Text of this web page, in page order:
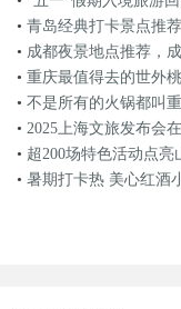
• 青岛经典打卡景点推荐
• 成都夜景地点推荐，
• 重庆最值得去的世外
• 不是所有的火锅都叫
• 2025上海文旅发布会
• 超200场特色活动点亮
• 暑期打卡热 美心红酒